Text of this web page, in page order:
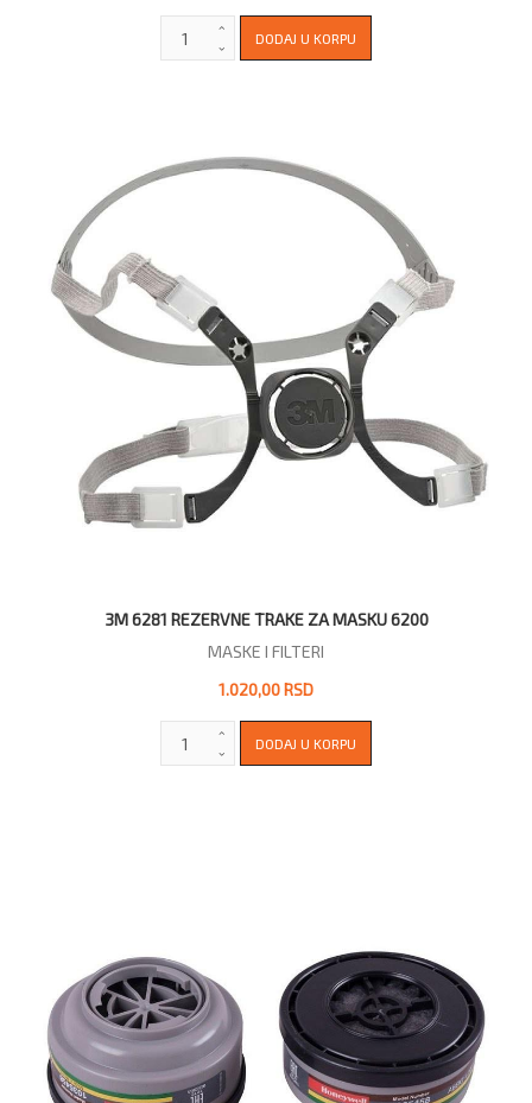
3M 6281 REZERVNE TRAKE ZA MASKU 6200
MASKE I FILTERI
1.020,00 RSD